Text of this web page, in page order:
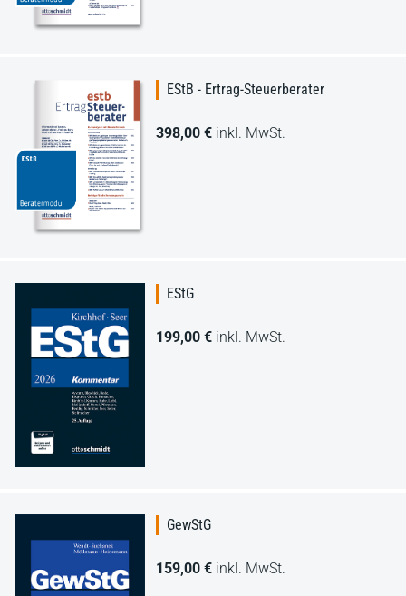
EStB - Ertrag-Steuerberater
398,00 € inkl. MwSt.
EStG
199,00 € inkl. MwSt.
GewStG
159,00 € inkl. MwSt.